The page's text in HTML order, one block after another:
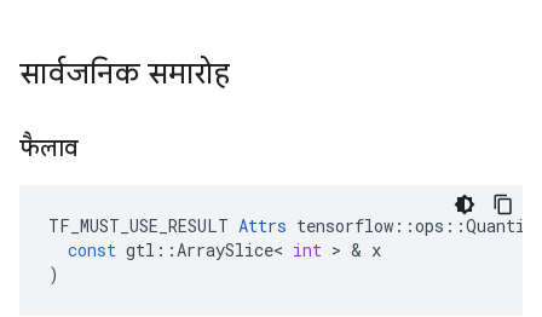
सार्वजनिक समारोह
फैलाव
TF_MUST_USE_RESULT Attrs tensorflow ::ops ::
const gtl ::ArraySlice< int > & x
)